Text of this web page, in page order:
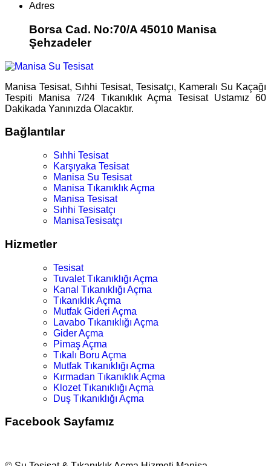
Adres
Borsa Cad. No:70/A 45010 Manisa
Şehzadeler
Manisa Tesisat, Sıhhi Tesisat, Tesisatçı, Kameralı Su Kaçağı
Tespiti Manisa 7/24 Tıkanıklık Açma Tesisat Ustamız 60
Dakikada Yanınızda Olacaktır.
Bağlantılar
Sıhhi Tesisat
Karşıyaka Tesisat
Manisa Su Tesisat
Manisa Tıkanıklık Açma
Manisa Tesisat
Sıhhi Tesisatçı
ManisaTesisatçı
Hizmetler
Tesisat
Tuvalet Tıkanıklığı Açma
Kanal Tıkanıklığı Açma
Tıkanıklık Açma
Mutfak Gideri Açma
Lavabo Tıkanıklığı Açma
Gider Açma
Pimaş Açma
Tıkalı Boru Açma
Mutfak Tıkanıklığı Açma
Kırmadan Tıkanıklık Açma
Klozet Tıkanıklığı Açma
Duş Tıkanıklığı Açma
Facebook Sayfamız